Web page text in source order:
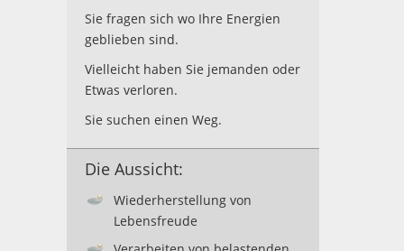
Sie fragen sich wo Ihre Energien
geblieben sind.
Vielleicht haben Sie jemanden oder
Etwas verloren.
Sie suchen einen Weg.
Die Aussicht:
Wiederherstellung von
Lebensfreude